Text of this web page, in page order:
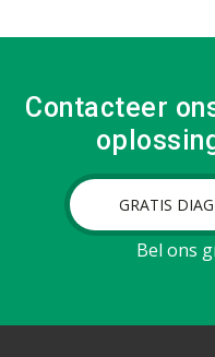
Contacteer
GRATIS
Bel ons